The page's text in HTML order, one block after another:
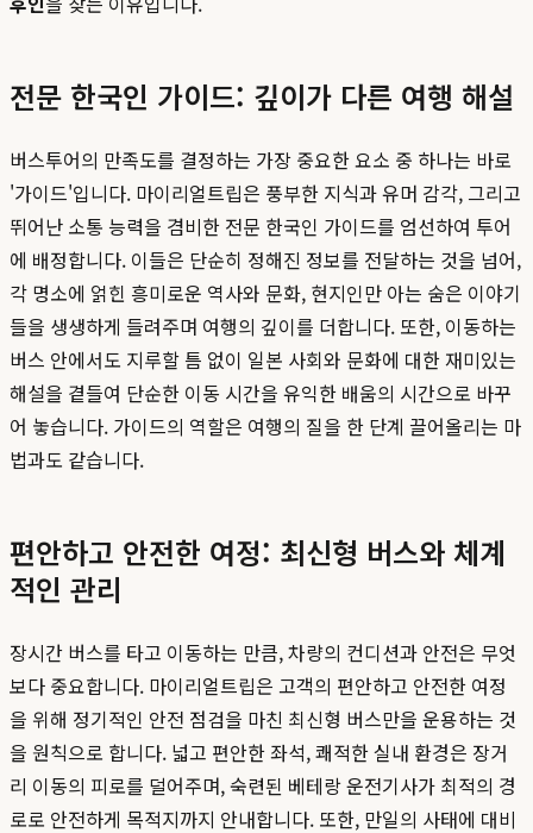
전문 한국인 가이드: 깊이가 다른 여행 해설
버스투어의 만족도를 결정하는 가장 중요한 요소 중 하나는 바로
'가이드'입니다. 마이리얼트립은 풍부한 지식과 유머 감각, 그리고
뛰어난 소통 능력을 겸비한 전문 한국인 가이드를 엄선하여 투어
에 배정합니다. 이들은 단순히 정해진 정보를 전달하는 것을 넘어,
각 명소에 얽힌 흥미로운 역사와 문화, 현지인만 아는 숨은 이야기
들을 생생하게 들려주며 여행의 깊이를 더합니다. 또한, 이동하는
버스 안에서도 지루할 틈 없이 일본 사회와 문화에 대한 재미있는
해설을 곁들여 단순한 이동 시간을 유익한 배움의 시간으로 바꾸
어 놓습니다. 가이드의 역할은 여행의 질을 한 단계 끌어올리는 마
법과도 같습니다.
편안하고 안전한 여정: 최신형 버스와 체계
적인 관리
장시간 버스를 타고 이동하는 만큼, 차량의 컨디션과 안전은 무엇
보다 중요합니다. 마이리얼트립은 고객의 편안하고 안전한 여정
을 위해 정기적인 안전 점검을 마친 최신형 버스만을 운용하는 것
을 원칙으로 합니다. 넓고 편안한 좌석, 쾌적한 실내 환경은 장거
리 이동의 피로를 덜어주며, 숙련된 베테랑 운전기사가 최적의 경
로로 안전하게 목적지까지 안내합니다. 또한, 만일의 사태에 대비